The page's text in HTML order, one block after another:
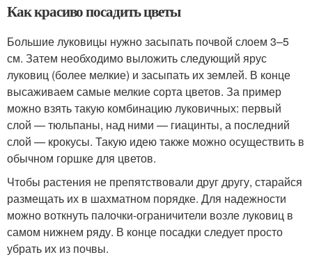
Как красиво посадить цветы
Большие луковицы нужно засыпать почвой слоем 3–5
см. Затем необходимо выложить следующий ярус
луковиц (более мелкие) и засыпать их землей. В конце
высаживаем самые мелкие сорта цветов. За пример
можно взять такую комбинацию луковичных: первый
слой — тюльпаны, над ними — гиацинты, а последний
слой — крокусы. Такую идею также можно осуществить в
обычном горшке для цветов.
Чтобы растения не препятствовали друг другу, старайся
размещать их в шахматном порядке. Для надежности
можно воткнуть палочки-ограничители возле луковиц в
самом нижнем ряду. В конце посадки следует просто
убрать их из почвы.